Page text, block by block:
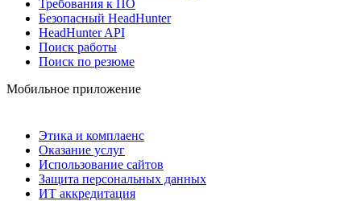
Требования к ПО
Безопасный HeadHunter
HeadHunter API
Поиск работы
Поиск по резюме
Мобильное приложение
Этика и комплаенс
Оказание услуг
Использование сайтов
Защита персональных данных
ИТ аккредитация